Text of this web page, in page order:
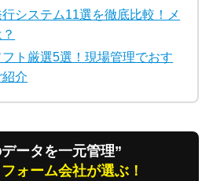
システム11選を徹底比較！メ
ト厳選5選！現場管理でおす
介
ータを一元管理”
ォーム会社が選ぶ！